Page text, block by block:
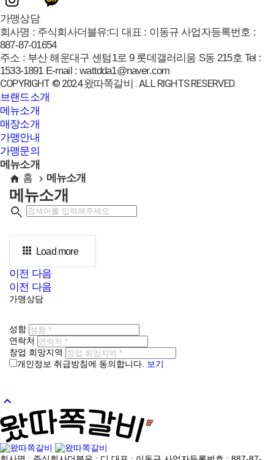
가맹상담
회사명 : 주식회사더블유:디 대표 : 이동규 사업자등록번호 :
887-87-01654
주소 : 부산 해운대구 센텀1로 9 롯데갤러리움 S동 215호 Tel :
1533-1891 E-mail :wattdda1@naver.com
COPYRIGHT © 2024 왔따쪽갈비 . ALL RIGHTS RESERVED.
브랜드소개
메뉴소개
매장소개
가맹안내
가맹문의
메뉴소개
home 홈 navigate_next 메뉴소개
메뉴소개
search
apps Load more
이전 다음
이전 다음
가맹상담
성함
연락처
창업 희망지역
개인정보 취급방침에 동의합니다.
보기
keyboard_arrow_up